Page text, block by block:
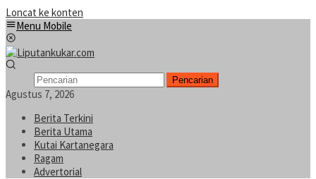
Loncat ke konten
Menu Mobile
Pencarian
Agustus 7, 2026
Berita Terkini
Berita Utama
Kutai Kartanegara
Ragam
Advertorial